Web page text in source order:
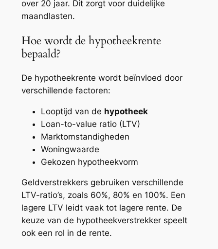
over 20 jaar. Dit zorgt voor duidelijke
maandlasten.
Hoe wordt de hypotheekrente
bepaald?
De hypotheekrente wordt beïnvloed door
verschillende factoren:
Looptijd van de hypotheek
Loan-to-value ratio (LTV)
Marktomstandigheden
Woningwaarde
Gekozen hypotheekvorm
Geldverstrekkers gebruiken verschillende
LTV-ratio’s, zoals 60%, 80% en 100%. Een
lagere LTV leidt vaak tot lagere rente. De
keuze van de hypotheekverstrekker speelt
ook een rol in de rente.